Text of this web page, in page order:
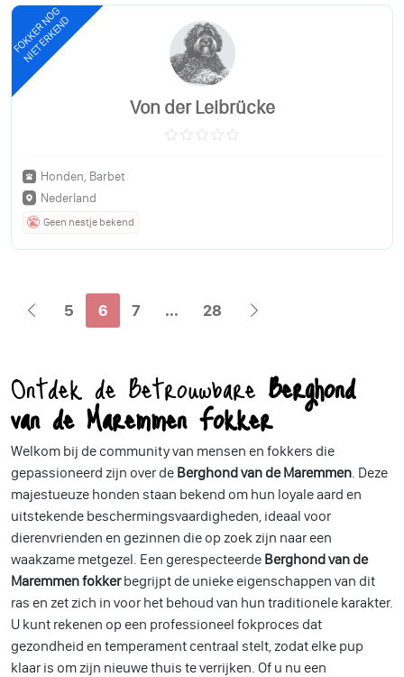
FOKKER NOG
NIET ERKEND
Von der Leibrücke
Honden, Barbet
Nederland
Geen nestje bekend
5 6 7 ... 28
Ontdek de Betrouwbare Berghond
van de Maremmen Fokker
Welkom bij de community van mensen en fokkers die
gepassioneerd zijn over de Berghond van de Maremmen . Deze
majestueuze honden staan bekend om hun loyale aard en
uitstekende beschermingsvaardigheden, ideaal voor
dierenvrienden en gezinnen die op zoek zijn naar een
waakzame metgezel. Een gerespecteerde Berghond van de
Maremmen fokkerbegrijpt de unieke eigenschappen van dit
ras en zet zich in voor het behoud van hun traditionele karakter.
U kunt rekenen op een professioneel fokproces dat
gezondheid en temperament centraal stelt, zodat elke pup
klaar is om zijn nieuwe thuis te verrijken. Of u nu een